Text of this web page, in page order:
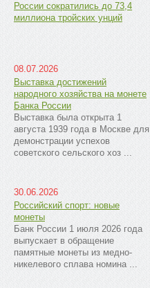
России сократились до 73,4
миллиона тройских унций
08.07.2026
Выставка достижений
народного хозяйства на монете
Банка России
Выставка была открыта 1
августа 1939 года в Москве для
демонстрации успехов
советского сельского хоз ...
30.06.2026
Российский спорт: новые
монеты
Банк России 1 июля 2026 года
выпускает в обращение
памятные монеты из медно-
никелевого сплава номина ...